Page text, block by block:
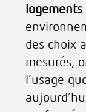
des choix
mesurés,
l’usage